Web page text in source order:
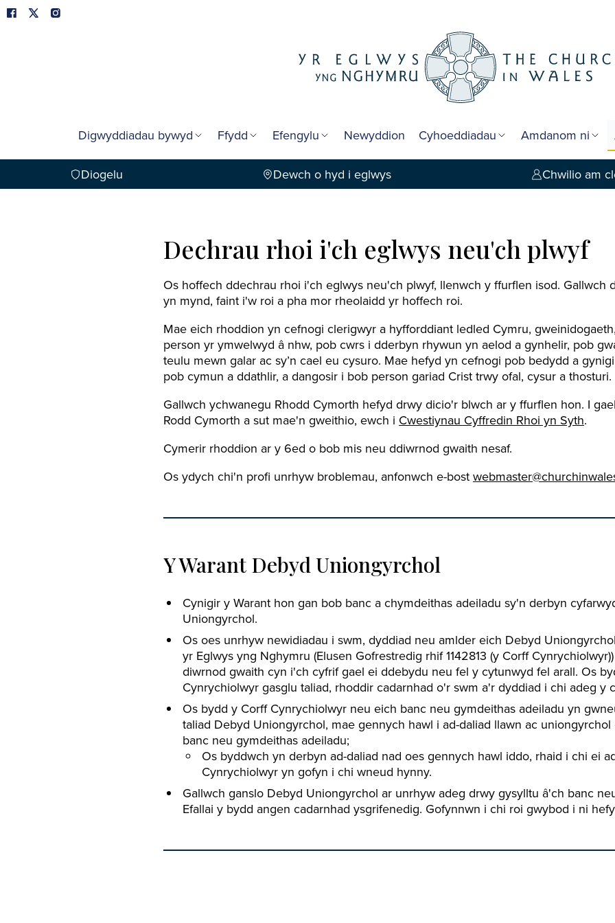
Digwyddiadau bywyd Ffydd Efengylu Newyddion Cyhoeddiadau Amdanom ni
Diogelu Dewch o hyd i eglwys Chwilio am
Dechrau rhoi i'ch eglwys neu'ch plwyf
Os hoffech ddechrau rhoi i'ch eglwys neu'ch plwyf, llenwch y ffurflen isod. Gallwch
yn mynd, faint i'w roi a pha mor rheolaidd yr hoffech roi.
Mae eich rhoddion yn cefnogi clerigwyr a hyfforddiant ledled Cymru,
person yr ymwelwyd â nhw, pob cwrs i dderbyn rhywun yn aelod a gynhelir, pob
teulu mewn galar ac sy’n cael eu cysuro. Mae hefyd yn cefnogi pob bedydd a
pob cymun a ddathlir, a dangosir i bob person gariad Crist trwy ofal, cysur a thosturi.
Gallwch ychwanegu Rhodd Cymorth hefyd drwy dicio'r blwch ar y ffurflen hon. I
Rodd Cymorth a sut mae'n gweithio, ewch i Cwestiynau Cyffredin Rhoi yn Syth.
Cymerir rhoddion ar y 6ed o bob mis neu ddiwrnod gwaith nesaf.
Os ydych chi'n profi unrhyw broblemau, anfonwch e-bost
Y Warant Debyd Uniongyrchol
Cynigir y Warant hon gan bob banc a chymdeithas adeiladu sy'n derbyn
Uniongyrchol.
Os oes unrhyw newidiadau i swm, dyddiad neu amlder eich Debyd
yr Eglwys yng Nghymru (Elusen Gofrestredig rhif 1142813 (y Corff
diwrnod gwaith cyn i'ch cyfrif gael ei ddebydu neu fel y cytunwyd fel arall. Os
Cynrychiolwyr gasglu taliad, rhoddir cadarnhad o'r swm a'r dyddiad i chi adeg y
Os bydd y Corff Cynrychiolwyr neu eich banc neu gymdeithas adeiladu yn
taliad Debyd Uniongyrchol, mae gennych hawl i ad-daliad llawn ac
banc neu gymdeithas adeiladu;
Os byddwch yn derbyn ad-daliad nad oes gennych hawl iddo, rhaid i chi ei
Cynrychiolwyr yn gofyn i chi wneud hynny.
Gallwch ganslo Debyd Uniongyrchol ar unrhyw adeg drwy gysylltu â'ch banc
Efallai y bydd angen cadarnhad ysgrifenedig. Gofynnwn i chi roi gwybod i ni